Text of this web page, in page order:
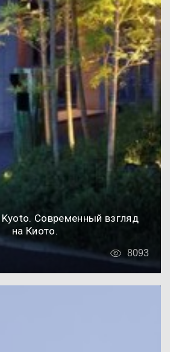
Kyoto. Современный взгляд
на Киото.
8093